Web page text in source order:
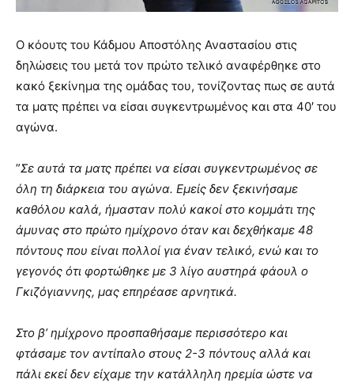
Ο κόουτς του Κάδμου Αποστόλης Αναστασίου στις
δηλώσεις του μετά τον πρώτο τελικό αναφέρθηκε στο
κακό ξεκίνημα της ομάδας του, τονίζοντας πως σε αυτά
τα ματς πρέπει να είσαι συγκεντρωμένος και στα 40′ του
αγώνα.
”Σε αυτά τα ματς πρέπει να είσαι συγκεντρωμένος σε
όλη τη διάρκεια του αγώνα. Εμείς δεν ξεκινήσαμε
καθόλου καλά, ήμασταν πολύ κακοί στο κομμάτι της
άμυνας στο πρώτο ημίχρονο όταν και δεχθήκαμε 48
πόντους που είναι πολλοί για έναν τελικό, ενώ και το
γεγονός ότι φορτώθηκε με 3 λίγο αυστηρά φάουλ ο
Γκιζόγιαννης, μας επηρέασε αρνητικά.
Στο β’ ημίχρονο προσπαθήσαμε περισσότερο και
φτάσαμε τον αντίπαλο στους 2-3 πόντους αλλά και
πάλι εκεί δεν είχαμε την κατάλληλη ηρεμία ώστε να